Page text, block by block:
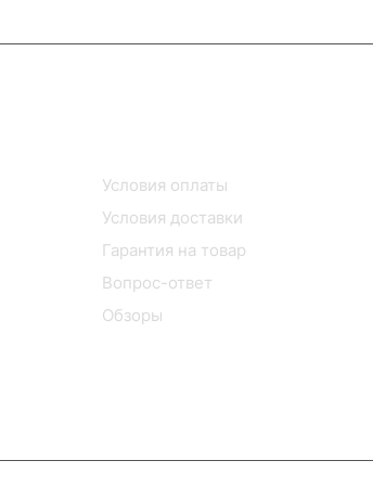
Условия оплаты
Условия доставки
Гарантия на товар
Вопрос-ответ
Обзоры